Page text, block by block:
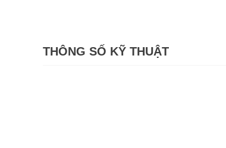
THÔNG SỐ KỸ THUẬT